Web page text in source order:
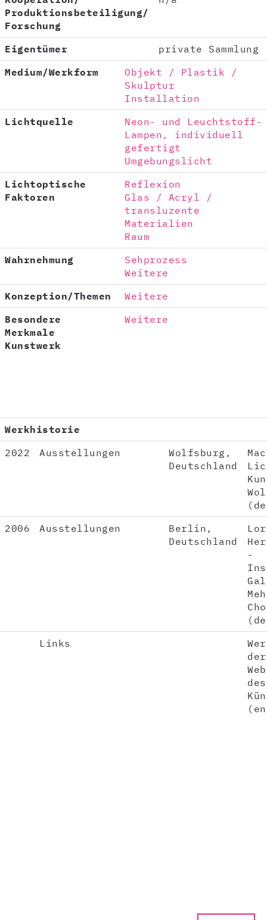
Produktionsbeteiligung/
Forschung
Eigentümer
private Sammlung
Medium/Werkform
Objekt / Plastik /
Skulptur
Installation
Lichtquelle
Neon- und Leuchtstoff-
Lampen, individuell
gefertigt
Umgebungslicht
Lichtoptische
Faktoren
Reflexion
Glas / Acryl /
transluzente
Materialien
Raum
Wahrnehmung
Sehprozess
Weitere
Konzeption/Themen
Weitere
Besondere
Merkmale
Kunstwerk
Weitere
Werkhistorie
2022
Ausstellungen
Wolfsburg,
Deutschland
2006
Ausstellungen
Berlin,
Deutschland
-
Links
der
des